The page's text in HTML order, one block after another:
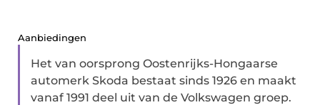
Aanbiedingen
Het van oorsprong Oostenrijks-Hongaarse
automerk Skoda bestaat sinds 1926 en maakt
vanaf 1991 deel uit van de Volkswagen groep.